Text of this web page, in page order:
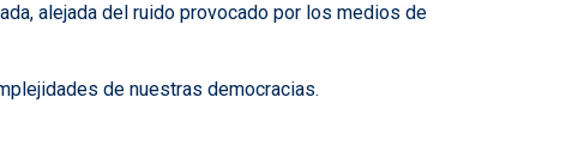
alejada del ruido provocado por los medios de
de nuestras democracias.